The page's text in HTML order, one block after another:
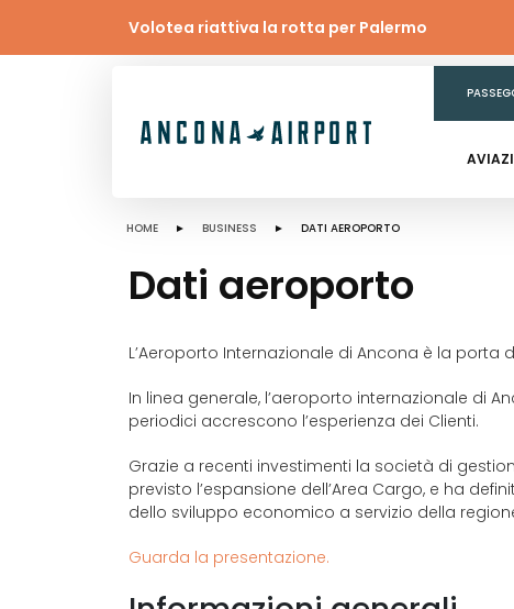
Volotea riattiva la rotta per Palermo
HOME ► BUSINESS ► DATI AEROPORTO
Dati aeroporto
L’Aeroporto Internazionale di Ancona è la porta
In linea generale, l’aeroporto internazionale di
periodici accrescono l’esperienza dei Clienti.
Grazie a recenti investimenti la società di
previsto l’espansione dell’Area Cargo, e ha
dello sviluppo economico a servizio della
Guarda la presentazione.